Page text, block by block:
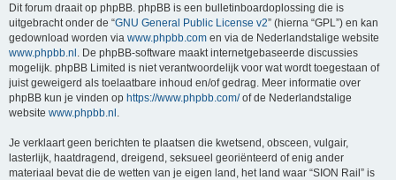
Dit forum draait op phpBB. phpBB is een bulletinboardoplossing die is
uitgebracht onder de “GNU General Public License v2” (hierna “GPL”) en kan
gedownload worden via www.phpbb.com en via de Nederlandstalige website
www.phpbb.nl . De phpBB-software maakt internetgebaseerde discussies
mogelijk. phpBB Limited is niet verantwoordelijk voor wat wordt toegestaan of
juist geweigerd als toelaatbare inhoud en/of gedrag. Meer informatie over
phpBB kun je vinden op https://www.phpbb.com/of de Nederlandstalige
website www.phpbb.nl
Je verklaart geen berichten te plaatsen die kwetsend, obsceen, vulgair,
lasterlijk, haatdragend, dreigend, seksueel georiënteerd of enig ander
materiaal bevat die de wetten van je eigen land, het land waar “SION Rail” is